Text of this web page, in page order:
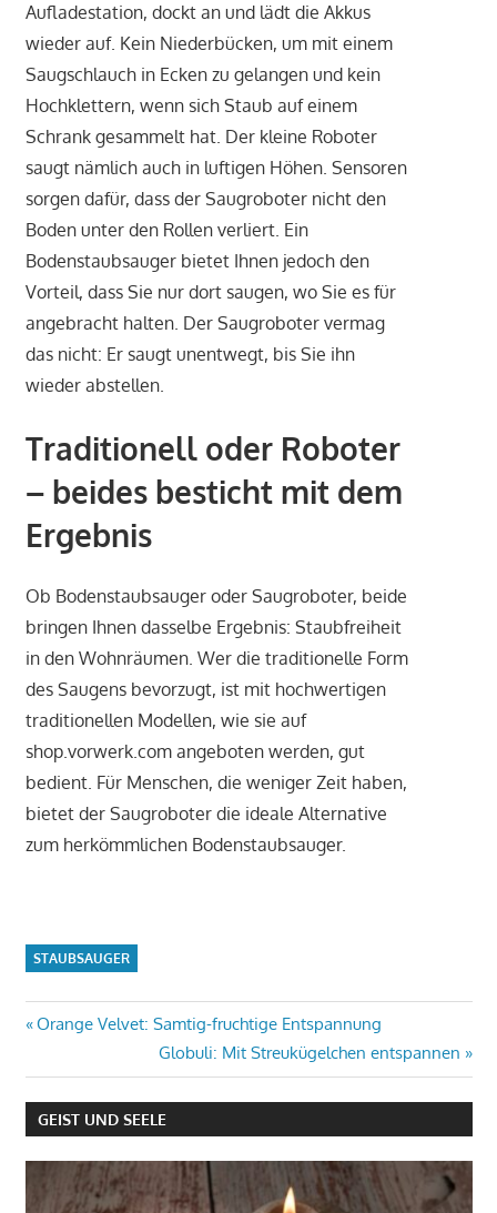
Aufladestation, dockt an und lädt die Akkus
wieder auf. Kein Niederbücken, um mit einem
Saugschlauch in Ecken zu gelangen und kein
Hochklettern, wenn sich Staub auf einem
Schrank gesammelt hat. Der kleine Roboter
saugt nämlich auch in luftigen Höhen. Sensoren
sorgen dafür, dass der Saugroboter nicht den
Boden unter den Rollen verliert. Ein
Bodenstaubsauger bietet Ihnen jedoch den
Vorteil, dass Sie nur dort saugen, wo Sie es für
angebracht halten. Der Saugroboter vermag
das nicht: Er saugt unentwegt, bis Sie ihn
wieder abstellen.
Traditionell oder Roboter
– beides besticht mit dem
Ergebnis
Ob Bodenstaubsauger oder Saugroboter, beide
bringen Ihnen dasselbe Ergebnis: Staubfreiheit
in den Wohnräumen. Wer die traditionelle Form
des Saugens bevorzugt, ist mit hochwertigen
traditionellen Modellen, wie sie auf
shop.vorwerk.com angeboten werden, gut
bedient. Für Menschen, die weniger Zeit haben,
bietet der Saugroboter die ideale Alternative
zum herkömmlichen Bodenstaubsauger.
STAUBSAUGER
Beitrags-
Navigation
Vorheriger
Orange Velvet: Samtig-fruchtige Entspannung
Nächster
Beitrag:
Globuli: Mit Streukügelchen entspannen
GEIST UND SEELE